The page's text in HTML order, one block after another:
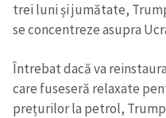
trei luni și jumătate,
se concentreze asupra
Întrebat dacă va
care fuseseră relaxate
prețurilor la petrol,